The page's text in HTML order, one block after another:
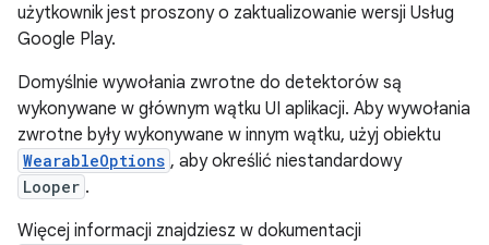
użytkownik jest proszony o zaktualizowanie wersji Usług
Google Play.
Domyślnie wywołania zwrotne do detektorów są
wykonywane w głównym wątku UI aplikacji. Aby wywołania
zwrotne były wykonywane w innym wątku, użyj obiektu
WearableOptions , aby określić niestandardowy
Looper .
Więcej informacji znajdziesz w dokumentacji